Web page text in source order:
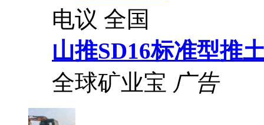
电议 全国
山推SD16标准型推
全球矿业宝 广告